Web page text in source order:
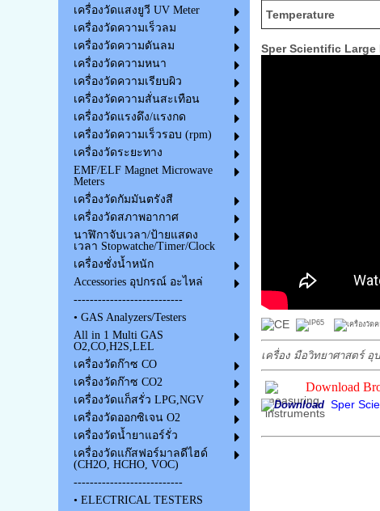
เครื่องวัดแสงยูวี UV Meter
เครื่องวัดความเร็วลม
เครื่องวัดความดันลม
เครื่องวัดความหนา
เครื่องวัดความเรียบผิว
เครื่องวัดความสั่นสะเทือน
เครื่องวัดแรงดึง/แรงกด
เครื่องวัดความเร็วรอบ (rpm)
เครื่องวัดระยะทาง
EMF/ELF Magnet Microwave
Meters
เครื่องวัดกัมมันตรังสี
เครื่องวัดสภาพอากาศ
นาฬิกาจับเวลา/ป้ายแสดง
เวลา Stopwatche/Timer/Clock
เครื่องชั่งน้ำหนัก
Accessories อุปกรณ์ อะไหล่
---------------------------
• GAS Analyzers/Testers
All in 1 Multi GAS
O2,CO,H2S,LEL
เครื่องวัดก๊าซ CO
เครื่องวัดก๊าซ CO2
เครื่องวัดแก็สรั่ว LPG,NGV
เครื่องวัดออกซิเจน O2
เครื่องวัดน้ำยาแอร์รั่ว
เครื่องวัดแก๊สฟอร์มาลดีไฮด์
(CH2O, HCHO, VOC)
---------------------------
• ELECTRICAL TESTERS
Temperature
Sper Scientific
เครื่อง มือวิทยาศาสตร์ อุ
Download
Sper